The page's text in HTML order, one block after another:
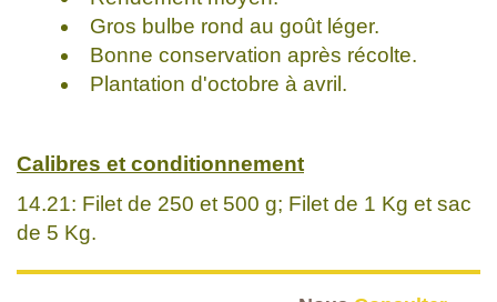
Gros bulbe rond au goût léger.
Bonne conservation après récolte.
Plantation d'octobre à avril.
Calibres et conditionnement
14.21: Filet de 250 et 500 g; Filet de 1 Kg et sac
de 5 Kg.